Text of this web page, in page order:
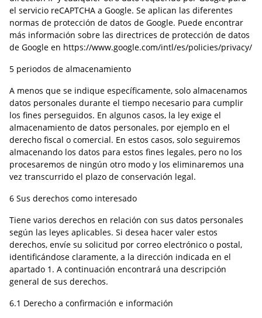
el servicio reCAPTCHA a Google. Se aplican las diferentes
normas de protección de datos de Google. Puede encontrar
más información sobre las directrices de protección de datos
de Google en https://www.google.com/intl/es/policies/privacy/
5 periodos de almacenamiento
A menos que se indique específicamente, solo almacenamos
datos personales durante el tiempo necesario para cumplir
los fines perseguidos. En algunos casos, la ley exige el
almacenamiento de datos personales, por ejemplo en el
derecho fiscal o comercial. En estos casos, solo seguiremos
almacenando los datos para estos fines legales, pero no los
procesaremos de ningún otro modo y los eliminaremos una
vez transcurrido el plazo de conservación legal.
6 Sus derechos como interesado
Tiene varios derechos en relación con sus datos personales
según las leyes aplicables. Si desea hacer valer estos
derechos, envíe su solicitud por correo electrónico o postal,
identificándose claramente, a la dirección indicada en el
apartado 1. A continuación encontrará una descripción
general de sus derechos.
6.1 Derecho a confirmación e información